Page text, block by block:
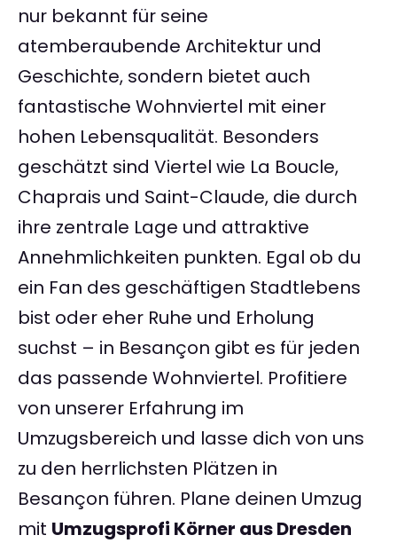
nur bekannt für seine
atemberaubende Architektur und
Geschichte, sondern bietet auch
fantastische Wohnviertel mit einer
hohen Lebensqualität. Besonders
geschätzt sind Viertel wie La Boucle,
Chaprais und Saint-Claude, die durch
ihre zentrale Lage und attraktive
Annehmlichkeiten punkten. Egal ob du
ein Fan des geschäftigen Stadtlebens
bist oder eher Ruhe und Erholung
suchst – in Besançon gibt es für jeden
das passende Wohnviertel. Profitiere
von unserer Erfahrung im
Umzugsbereich und lasse dich von uns
zu den herrlichsten Plätzen in
Besançon führen. Plane deinen Umzug
mit Umzugsprofi Körner aus Dresden